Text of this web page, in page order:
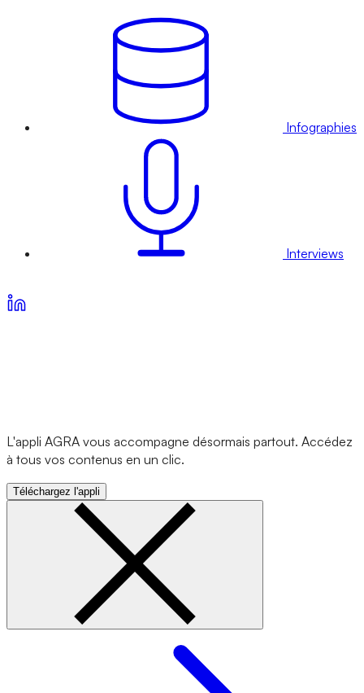
Infographies
Interviews
L'appli AGRA vous accompagne désormais partout. Accédez
à tous vos contenus en un clic.
Téléchargez l'appli